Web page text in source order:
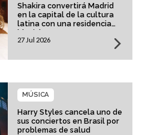
Shakira convertirá Madrid
en la capital de la cultura
latina con una residencia
histórica
27 Jul 2026
Harry Styles cancela uno de
sus conciertos en Brasil por
problemas de salud
MÚSICA